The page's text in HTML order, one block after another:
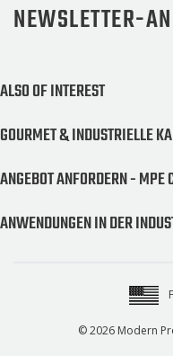
NEWSLETTER-
ALSO OF INTEREST
GOURMET & INDUSTRIELLE
ANGEBOT ANFORDERN -
ANWENDUNGEN IN DER
© 2026 Modern